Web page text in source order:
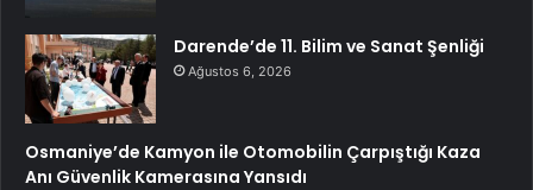
Darende’de 11. Bilim ve Sanat Şenliği
Ağustos 6, 2026
Osmaniye’de Kamyon ile Otomobilin Çarpıştığı Kaza
Anı Güvenlik Kamerasına Yansıdı